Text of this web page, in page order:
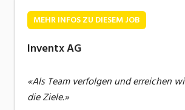
Körperpflege, Wellness
Marketing, Kommunikation,
Medizin, Gesundheitswesen,
MEHR INFOS ZU DIESEM JOB
Inventx AG
«Als Team verfolgen und erreichen
die Ziele.»